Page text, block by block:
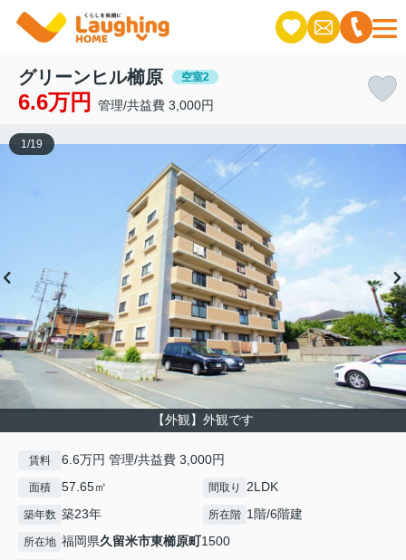
グリーンヒル櫛原 空室2
6.6万円 管理/共益費 3,000円
【外観】外観です
1 /19
賃料 6.6万円 管理/共益費 3,000円
面積 57.65㎡ 間取り 2LDK
築年数 築23年 所在階 1階/6階建
所在地 福岡県久留米市東櫛原町1500